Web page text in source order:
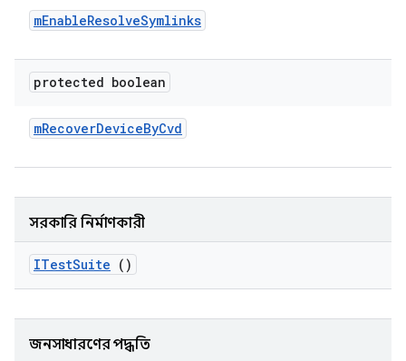
mEnableResolveSymlinks
protected boolean
mRecoverDeviceByCvd
সরকারি নির্মাণকারী
ITestSuite ()
জনসাধারণের পদ্ধতি